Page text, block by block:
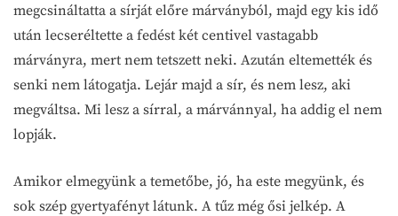
megcsináltatta a sírját előre márványból, majd egy kis idő
után lecseréltette a fedést két centivel vastagabb
márványra, mert nem tetszett neki. Azután eltemették és
senki nem látogatja. Lejár majd a sír, és nem lesz, aki
megváltsa. Mi lesz a sírral, a márvánnyal, ha addig el nem
lopják.
Amikor elmegyünk a temetőbe, jó, ha este megyünk, és
sok szép gyertyafényt látunk. A tűz még ősi jelkép. A